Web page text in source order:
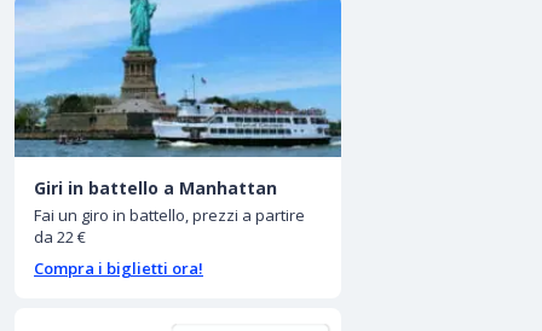
Giri in battello a Manhattan
Fai un giro in battello, prezzi a partire
da 22 €
Compra i biglietti ora!